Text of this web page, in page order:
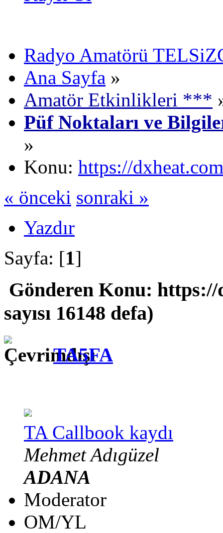
Radyo Amatörü
Ana Sayfa »
Amatör Etkinlikleri ***
Püf Noktaları ve
»
Konu: https://
« önceki sonraki »
Yazdır
Sayfa: [1]
Gönderen Konu: https://
sayısı 16148 defa)
TA5FA
TA Callbook kaydı
Mehmet Adıgüzel
ADANA
Moderator
OM/YL